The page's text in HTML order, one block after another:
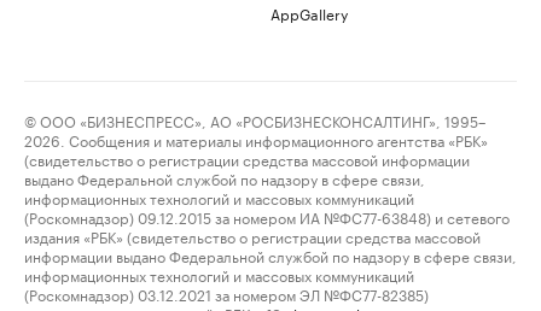
AppGallery
© ООО «БИЗНЕСПРЕСС», АО «РОСБИЗНЕСКОНСАЛТИНГ», 1995–
2026. Сообщения и материалы информационного агентства «РБК»
(свидетельство о регистрации средства массовой информации
выдано Федеральной службой по надзору в сфере связи,
информационных технологий и массовых коммуникаций
(Роскомнадзор) 09.12.2015 за номером ИА №ФС77-63848) и сетевого
издания «РБК» (свидетельство о регистрации средства массовой
информации выдано Федеральной службой по надзору в сфере связи,
информационных технологий и массовых коммуникаций
(Роскомнадзор) 03.12.2021 за номером ЭЛ №ФС77-82385)